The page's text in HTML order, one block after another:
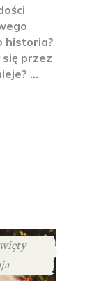
historia?
się przez